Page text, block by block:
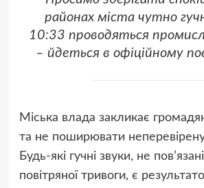
районах міста чутно
10:33 проводяться
– йдеться в офіційному
Міська влада закликає
та не поширювати
Будь-які гучні звуки, не
повітряної тривоги, є